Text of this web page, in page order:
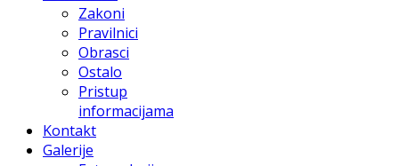
Zakoni
Pravilnici
Obrasci
Ostalo
Pristup
informacijama
Kontakt
Galerije